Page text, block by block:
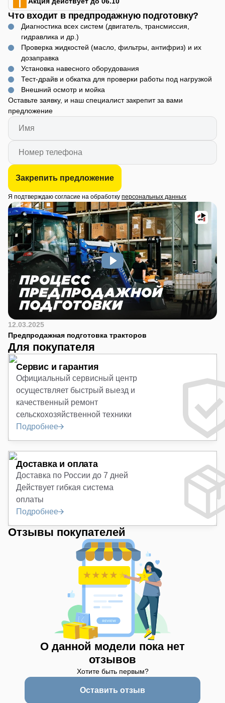
Что входит в предпродажную подготовку?
Диагностика всех систем (двигатель, трансмиссия,
гидравлика и др.)
Проверка жидкостей (масло, фильтры, антифриз) и их
дозаправка
Установка навесного оборудования
Тест-драйв и обкатка для проверки работы под нагрузкой
Внешний осмотр и мойка
Оставьте заявку, и наш специалист закрепит за вами
предложение
Закрепить предложение
Я подтверждаю согласие на обработку персональных данных
12.03.2025
Предпродажная подготовка тракторов
Для покупателя
Сервис и гарантия
Официальный сервисный центр
осуществляет быстрый выезд и
качественный ремонт
сельскохозяйственной техники
Подробнее
Доставка и оплата
Доставка по России до 7 дней
Действует гибкая система
оплаты
Подробнее
Отзывы покупателей
О данной модели пока нет
отзывов
Хотите быть первым?
Оставить отзыв